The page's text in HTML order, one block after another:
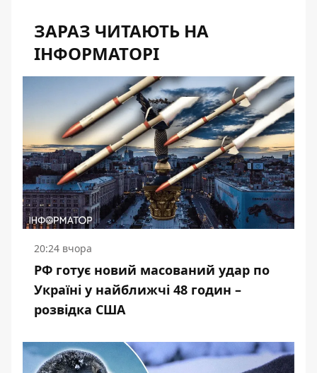
ЗАРАЗ ЧИТАЮТЬ НА
ІНФОРМАТОРІ
20:24 вчора
РФ готує новий масований удар по
Україні у найближчі 48 годин –
розвідка США